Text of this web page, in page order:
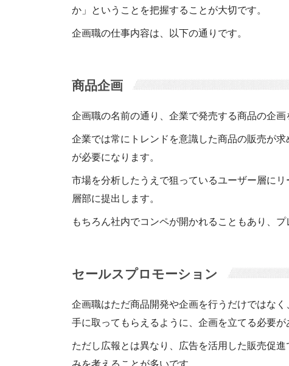
か」ということを把握することが大切です。
企画職の仕事内容は、以下の通りです。
商品企画
企画職の名前の通り、企業で発売する商品の企画
企業では常にトレンドを意識した商品の販売が
が必要になります。
市場を分析したうえで狙っているユーザー層に
層部に提出します。
もちろん社内でコンペが開かれることもあり、
セールスプロモーション
企画職はただ商品開発や企画を行うだけではな
手に取ってもらえるように、企画を立てる必要が
ただし広報とは異なり、広告を活用した販売促
みを考えることが多いです。